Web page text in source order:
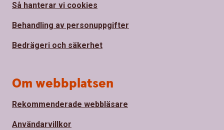
Så hanterar vi cookies
Behandling av personuppgifter
Bedrägeri och säkerhet
Om webbplatsen
Rekommenderade webbläsare
Användarvillkor